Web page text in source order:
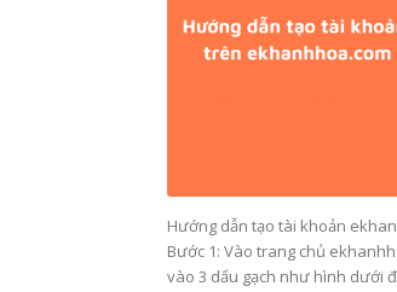
Hướng dẫn tạo tài khoản
Bước 1: Vào trang chủ
vào 3 dấu gạch như hình dưới